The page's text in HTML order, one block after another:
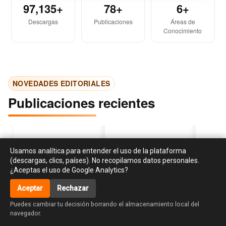
Usamos analítica para entender el uso de la plataforma
(descargas, clics, países). No recopilamos datos personales.
¿Aceptas el uso de Google Analytics?
Aceptar Rechazar
Puedes cambiar tu decisión borrando el almacenamiento local del
navegador.
97,135+
Descargas
78+
Publicaciones
6+
Áreas de
Conocimiento
NOVEDADES EDITORIALES
Publicaciones recientes
Investigación en
responsabilidad social y
sostenibilidad:
Libro de cocina para el
‹